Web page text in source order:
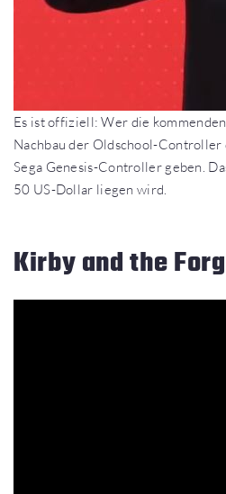
Es ist offiziell: Wer die
Nachbau der Oldschool-
Sega Genesis-Controller geben.
50 US-Dollar liegen wird.
Kirby and the